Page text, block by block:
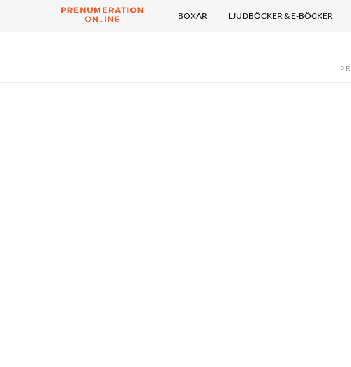
BOXAR LJUDBÖCKER & E-BÖCKER